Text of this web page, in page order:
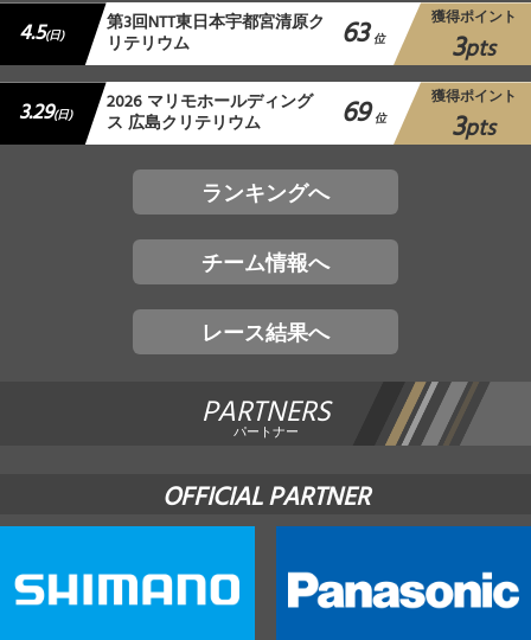
4.5(日) 第3回NTT東日本宇都宮清原ク
リテリウム 63 位
獲得ポイント
3pts
3.29(日) 2026 マリモホールディング
ス 広島クリテリウム 69 位
獲得ポイント
3pts
ランキングへ
チーム情報へ
レース結果へ
PARTNERS
パートナー
OFFICIAL PARTNER